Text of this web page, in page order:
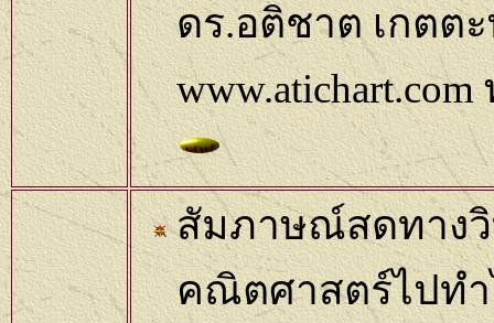
ดร.อติชาต เกตต
สัมภาษณ์สดทางวิ
คณิตศาสตร์ไปท